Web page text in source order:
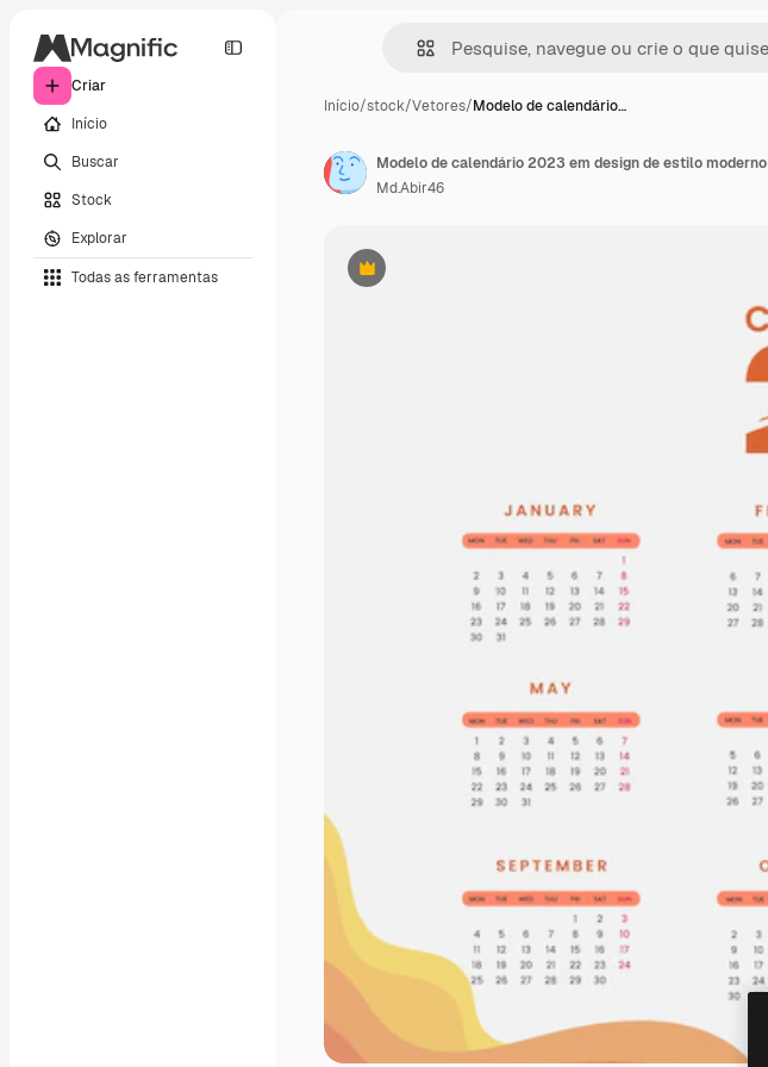
Criar
Início
Buscar
Stock
Explorar
Todas as ferramentas
Início/stock/Vetores/Modelo de calendário…
Premium
Modelo de calendário 2023 em design de estilo moderno
Md.Abir46